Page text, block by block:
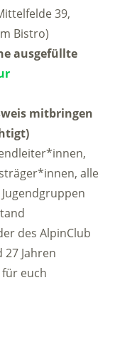
39,
Bistro)
ausgefüllte
mitbringen
alle
des AlpinClub
27 Jahren
euch